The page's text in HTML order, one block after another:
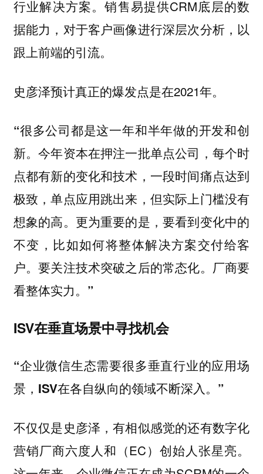
行业解决方案。销售易提供CRM底层的数
据能力，对于客户画像进行深层次分析，以
跟上前端的引流。
史彦泽预计真正的爆发点是在2021年。
“很多公司都是这一年和半年做的开发和创
新。今年资本在押注一批单点公司，每个时
点都有新的变化和技术，一段时间痛点达到
极致，单点应用跳出来，但实际上门槛没有
想象的高。更为重要的是，要看到变化中的
不变，比如如何将整体解决方案交付给客
户。要关注技术突破之后的常态化。厂商要
看整体实力。”
ISV在垂直场景中寻找机会
“企业微信生态需要很多垂直行业的应用场
景，ISV在各自纵向的领域不断深入。”
不仅仅是史彦泽，有相似感觉的还有数字化
营销厂商六度人和（EC）创始人张星亮。